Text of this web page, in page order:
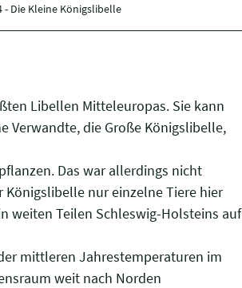
- Die Kleine Königslibelle
Libellen Mitteleuropas. Sie kann
Verwandte, die Große Königslibelle,
Das war allerdings nicht
nur einzelne Tiere hier
weiten Teilen Schleswig-Holsteins auf
mittleren Jahrestemperaturen im
weit nach Norden